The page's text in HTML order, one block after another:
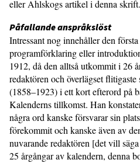
eller Ahlskogs artikel i denna skrift.
Påfallande anspråkslöst
Intressant nog innehåller den
programförklaring eller
1912, då den alltså utkommit i 26
redaktören och överlägset flitigaste
(1858–1923) i ett kort efterord på
Kalenderns tillkomst. Han
några ord kanske försvarar sin
förekommit och kanske även av
nuvarande redaktören [det vill
25 årgångar av kalendern, denna